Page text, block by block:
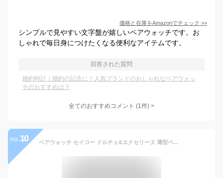
価格と在庫をAmazonでチェック >>
シンプルで見やすい文字盤が嬉しいペアウォッチです。お
しゃれで毎日身につけたくなる便利なアイテムです。
回答された質問
婚約時計｜婚約の記念に！人気ブランドのおしゃれなペアウォッ
チのおすすめは？
全てのおすすめコメント (1件) >
no. 10 ペアウォッチ セイコー ドルチェ&エクセリーヌ 薄型ペアウォッチ革ベルト SEIKO SACM150-SWDL160 [121,0] 電池式クオーツ腕時計 ペア カップル ウォッチ ブランド ギフト ペア腕時計 お祝い 米寿 喜寿 還暦 記念品 革ベルト